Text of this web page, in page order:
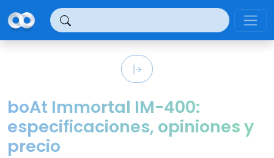
boAt Immortal IM-400:
especificaciones, opiniones y
precio
Panel de gestión de cookies